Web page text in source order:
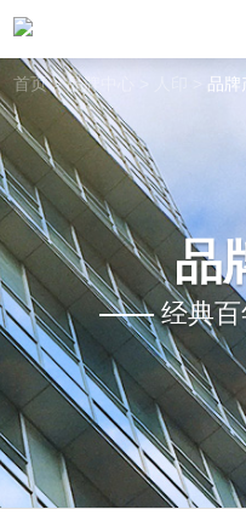
首页>品牌中心 品牌
品
经典